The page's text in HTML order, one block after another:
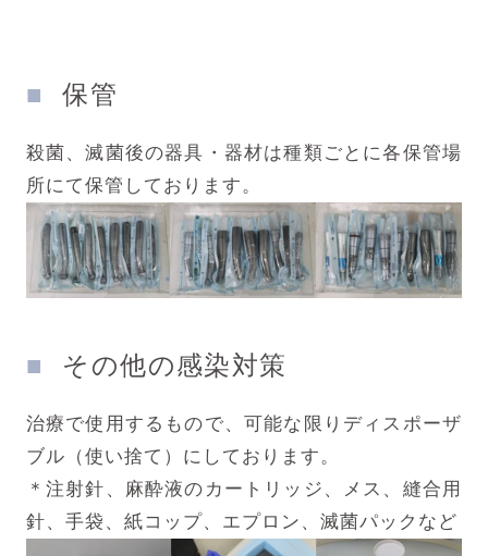
保管
殺菌、滅菌後の器具・器材は種類ごとに各保管場
所にて保管しております。
その他の感染対策
治療で使用するもので、可能な限りディスポーザ
ブル（使い捨て）にしております。
＊注射針、麻酔液のカートリッジ、メス、縫合用
針、手袋、紙コップ、エプロン、滅菌パックなど